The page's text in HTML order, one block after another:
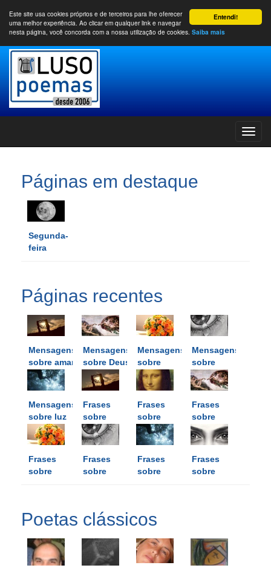
Entendi!
Este site usa cookies próprios e de terceiros para lhe oferecer
uma melhor experiência. Ao clicar em qualquer link e navegar
nesta página, você concorda com a nossa utilização de cookies. Saiba mais
Páginas em destaque
Segunda-
feira
Páginas recentes
Mensagens
sobre amar
Mensagens
sobre Deus
Mensagens
sobre
flores
Mensagens
sobre
lágrimas
Mensagens
sobre luz
Frases
sobre
amar
Frases
sobre
arte
Frases
sobre
Deus
Frases
sobre
Frases
sobre
Frases
sobre
Frases
sobre
Poetas clássicos